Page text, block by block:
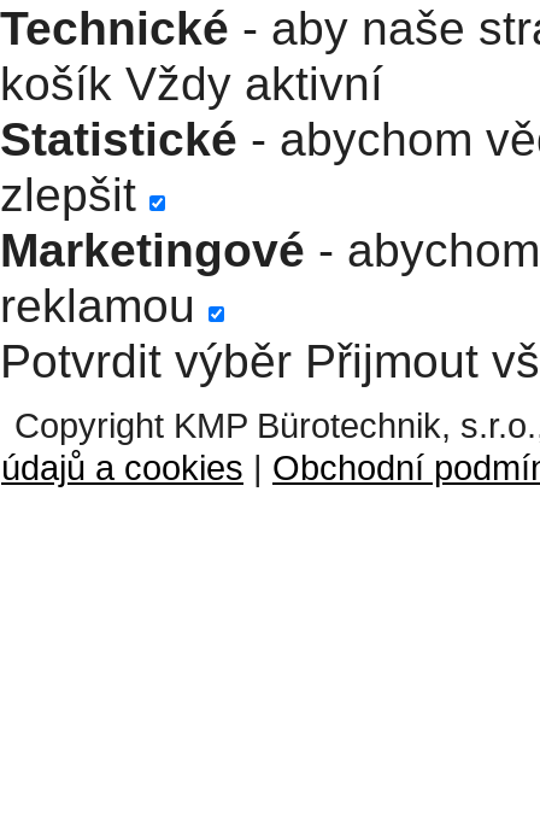
Technické - aby naše
košík Vždy aktivní
Statistické - abychom
zlepšit
Marketingové -
reklamou
Potvrdit výběr Přijmout
Copyright KMP Bürotechnik,
údajů a cookies | Obchodní